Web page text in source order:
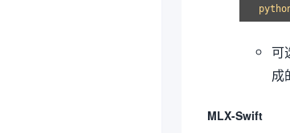
可
成
MLX-Swift